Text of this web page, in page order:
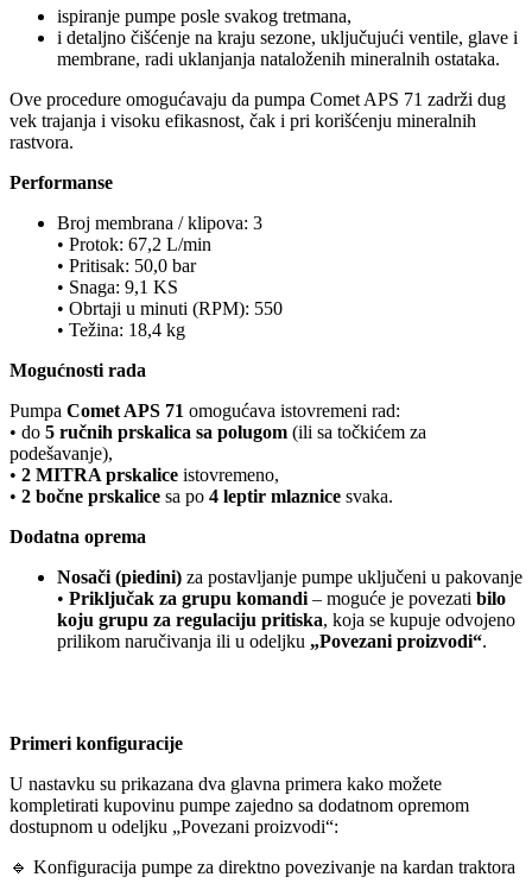
ispiranje pumpe posle svakog tretmana,
i detaljno čišćenje na kraju sezone, uključujući ventile, glave i
membrane, radi uklanjanja nataloženih mineralnih ostataka.
Ove procedure omogućavaju da pumpa Comet APS 71 zadrži dug
vek trajanja i visoku efikasnost, čak i pri korišćenju mineralnih
rastvora.
Performanse
Broj membrana / klipova: 3
• Protok: 67,2 L/min
• Pritisak: 50,0 bar
• Snaga: 9,1 KS
• Obrtaji u minuti (RPM): 550
• Težina: 18,4 kg
Mogućnosti rada
Pumpa Comet APS 71 omogućava istovremeni rad:
• do 5 ručnih prskalica sa polugom (ili sa točkićem za
podešavanje),
• 2 MITRA prskalice istovremeno,
• 2 bočne prskalice sa po 4 leptir mlaznice svaka.
Dodatna oprema
Nosači (piedini) za postavljanje pumpe uključeni u pakovanje
• Priključak za grupu komandi – moguće je povezati bilo
koju grupu za regulaciju pritiska, koja se kupuje odvojeno
prilikom naručivanja ili u odeljku „Povezani proizvodi“.
Primeri konfiguracije
U nastavku su prikazana dva glavna primera kako možete
kompletirati kupovinu pumpe zajedno sa dodatnom opremom
dostupnom u odeljku „Povezani proizvodi“:
🔹 Konfiguracija pumpe za direktno povezivanje na kardan traktora